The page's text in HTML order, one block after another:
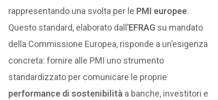
rappresentando una svolta per le PMI europee.
Questo standard, elaborato dall’EFRAG su mandato
della Commissione Europea, risponde a un’esigenza
concreta: fornire alle PMI uno strumento
standardizzato per comunicare le proprie
performance di sostenibilità a banche, investitori e